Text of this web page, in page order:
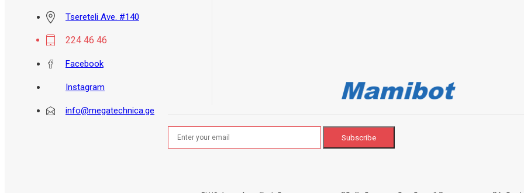
Tsereteli Ave. #140
224 46 46
Facebook
Instagram
info@megatechnica.ge